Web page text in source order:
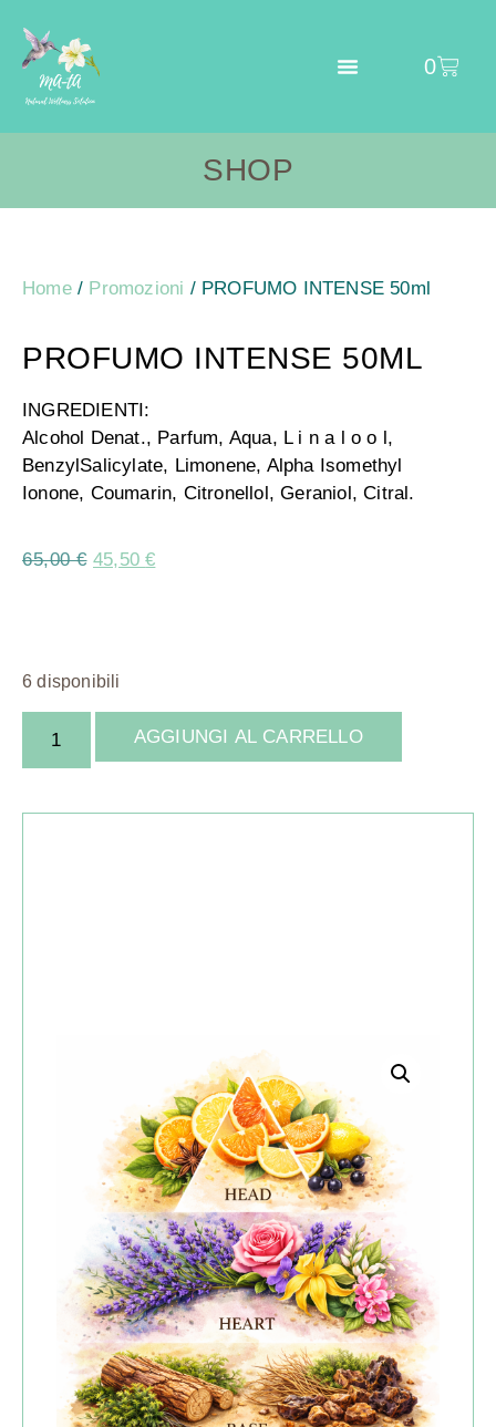
0
SHOP
Home/ Promozioni / PROFUMO INTENSE 50ml
PROFUMO INTENSE 50ML
INGREDIENTI:
Alcohol Denat., Parfum, Aqua, L i n a l oo l,
BenzylSalicylate, Limonene, Alpha Isomethyl
Ionone, Coumarin, Citronellol,Geraniol,Citral.
65,00€ 45,50€
6 disponibili
AGGIUNGI AL CARRELLO